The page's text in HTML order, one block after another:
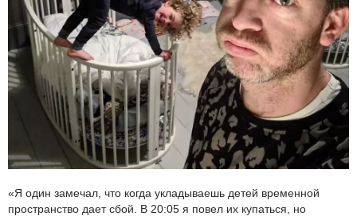
«Я один замечал, что когда укладываешь детей временной
пространство дает сбой. В 20:05 я повел их купаться, но